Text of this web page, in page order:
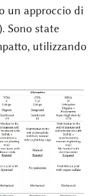
un approccio di
Sono state
utilizzando